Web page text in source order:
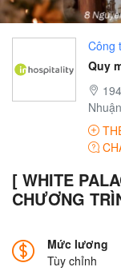
Công
Quy
[ WHITE
CHƯƠNG
Mức lương
Tùy chỉnh